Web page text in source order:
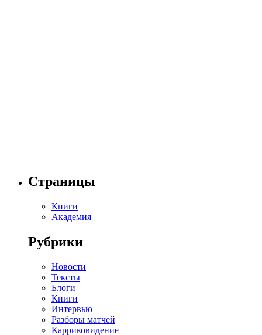
Страницы
Книги
Академия
Рубрики
Новости
Тексты
Блоги
Книги
Интервью
Разборы матчей
Карриковидение